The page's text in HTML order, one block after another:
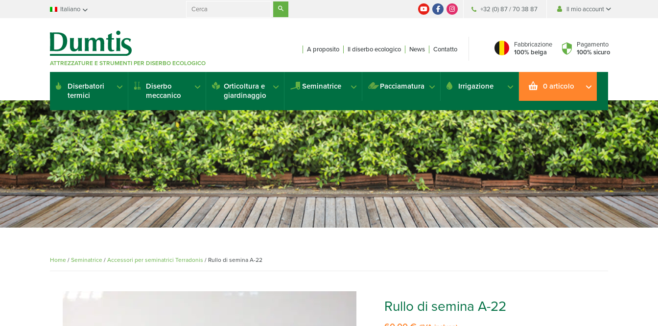
Italiano
Nederlands
Deutsch
English
Español
Search
+32 (0) 87 / 70 38 87
Il mio account
ATTREZZATURE E STRUMENTI PER DISERBO ECOLOGICO
A proposito Il diserbo ecologico News Contatto
Fabbricazione
100% belga
Pagamento
100% sicuro
Diserbatori
termici
Diserbo
meccanico
Orticoltura e
giardinaggio
Seminatrice Pacciamatura Irrigazione 0 articolo
Home / Seminatrice / Accessori per seminatrici Terradonis / Rullo di semina A-22
Rullo di semina A-22